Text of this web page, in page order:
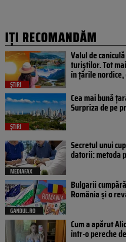
IȚI RECOMANDĂM
ȘTIRI
Valul de
turiștilor. Tot
în țările
ȘTIRI
Cea mai bună
Surpriza de pe
MEDIAFAX
Secretul unui
datorii: metoda
GANDUL.RO
Bulgarii
România și o
Cum a apărut
într-o pereche